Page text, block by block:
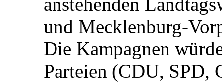
und Mecklenburg-
Die Kampagnen
Parteien (CDU, SPD,